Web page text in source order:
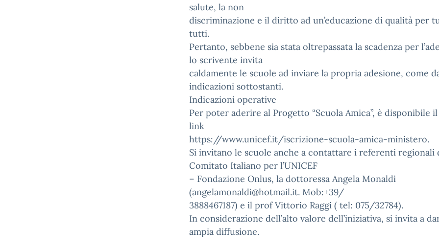
salute, la non
discriminazione e il diritto ad un’educazione di qualità per
tutti.
Pertanto, sebbene sia stata oltrepassata la scadenza per
lo scrivente invita
caldamente le scuole ad inviare la propria adesione, come
indicazioni sottostanti.
Indicazioni operative
Per poter aderire al Progetto “Scuola Amica”, è disponibile
link
https://www.unicef.it/iscrizione-scuola-amica-ministero.
Si invitano le scuole anche a contattare i referenti regionali
Comitato Italiano per l’UNICEF
– Fondazione Onlus, la dottoressa Angela Monaldi
(angelamonaldi@hotmail.it. Mob:+39/
3888467187) e il prof Vittorio Raggi ( tel: 075/32784).
In considerazione dell’alto valore dell’iniziativa, si invita a
ampia diffusione.